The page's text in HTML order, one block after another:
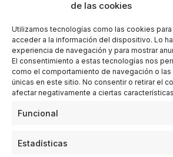
de las cookies
Utilizamos tecnologías como las cookies para
acceder a la información del dispositivo. Lo
experiencia de navegación y para mostrar
El consentimiento a estas tecnologías nos
como el comportamiento de navegación o
únicas en este sitio. No consentir o retirar el
afectar negativamente a ciertas
Funcional
Estadísticas
Dalí en CAC Mijas